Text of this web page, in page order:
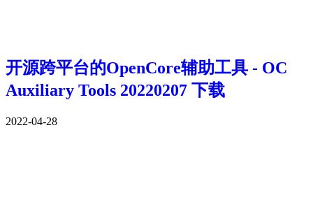
开源跨平台的OpenCore辅助工具 - OC
Auxiliary Tools 20220207 下载
2022-04-28